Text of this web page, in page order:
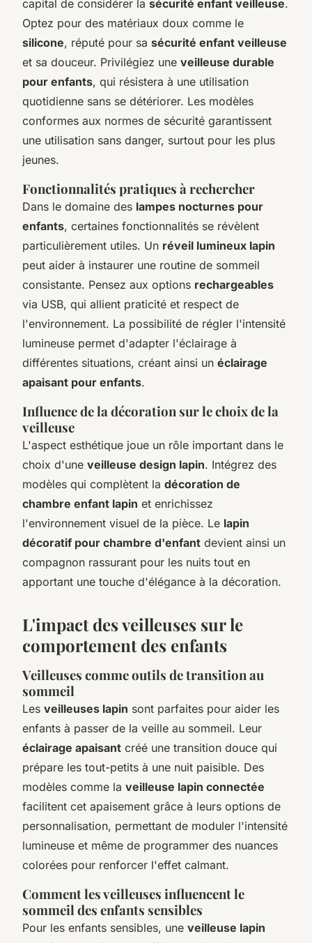
capital de considérer la sécurité enfant veilleuse.
Optez pour des matériaux doux comme le
silicone, réputé pour sa sécurité enfant veilleuse
et sa douceur. Privilégiez une veilleuse durable
pour enfants, qui résistera à une utilisation
quotidienne sans se détériorer. Les modèles
conformes aux normes de sécurité garantissent
une utilisation sans danger, surtout pour les plus
jeunes.
Fonctionnalités pratiques à rechercher
Dans le domaine des lampes nocturnes pour
enfants, certaines fonctionnalités se révèlent
particulièrement utiles. Un réveil lumineux lapin
peut aider à instaurer une routine de sommeil
consistante. Pensez aux options rechargeables
via USB, qui allient praticité et respect de
l'environnement. La possibilité de régler l'intensité
lumineuse permet d'adapter l'éclairage à
différentes situations, créant ainsi un éclairage
apaisant pour enfants.
Influence de la décoration sur le choix de la
veilleuse
L'aspect esthétique joue un rôle important dans le
choix d'une veilleuse design lapin. Intégrez des
modèles qui complètent la décoration de
chambre enfant lapin et enrichissez
l'environnement visuel de la pièce. Le lapin
décoratif pour chambre d'enfant devient ainsi un
compagnon rassurant pour les nuits tout en
apportant une touche d'élégance à la décoration.
L'impact des veilleuses sur le
comportement des enfants
Veilleuses comme outils de transition au
sommeil
Les veilleuses lapin sont parfaites pour aider les
enfants à passer de la veille au sommeil. Leur
éclairage apaisant créé une transition douce qui
prépare les tout-petits à une nuit paisible. Des
modèles comme la veilleuse lapin connectée
facilitent cet apaisement grâce à leurs options de
personnalisation, permettant de moduler l'intensité
lumineuse et même de programmer des nuances
colorées pour renforcer l'effet calmant.
Comment les veilleuses influencent le
sommeil des enfants sensibles
Pour les enfants sensibles, une veilleuse lapin